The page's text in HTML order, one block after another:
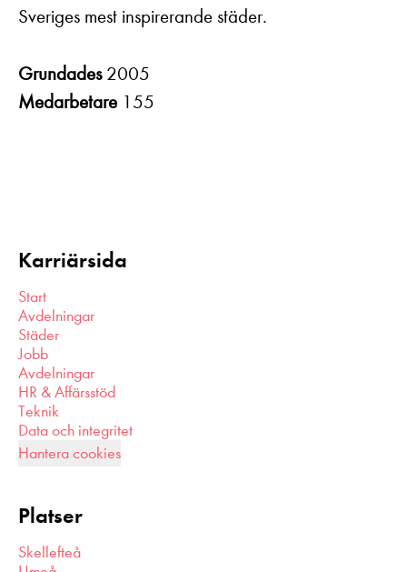
Sveriges mest inspirerande städer.
Grundades 2005
Medarbetare 155
Karriärsida
Start
Avdelningar
Städer
Jobb
Avdelningar
HR & Affärsstöd
Teknik
Data och integritet
Hantera cookies
Platser
Skellefteå